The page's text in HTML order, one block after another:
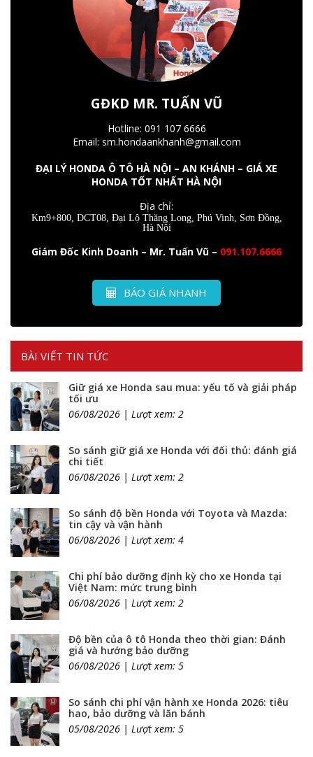
GĐKD MR. TUẤN VŨ
Hotline: 091 107 6666
Email: sm.hondaankhanh@gmail.com
ĐẠI LÝ HONDA Ô TÔ HÀ NỘI – AN KHÁNH – GIÁ XE
HONDA TỐT NHẤT HÀ NỘI
Địa chỉ:
Km9+800, DCT08, Đại Lộ Thăng Long, Phú Vinh, Sơn Đồng,
Hà Nội
Giám Đốc Kinh Doanh – Mr. Tuấn Vũ – 091.107.6666
BÁO GIÁ NHANH
BÀI VIẾT TIN TỨC
Giữ giá xe Honda sau mua: yếu tố và giải pháp
tối ưu
06/08/2026 | Lượt xem: 2
So sánh giữ giá xe Honda với đối thủ: đánh giá
chi tiết
06/08/2026 | Lượt xem: 2
So sánh độ bền Honda với Toyota và Mazda:
tin cậy và vận hành
06/08/2026 | Lượt xem: 4
Chi phí bảo dưỡng định kỳ cho xe Honda tại
Việt Nam: mức trung bình
06/08/2026 | Lượt xem: 2
Độ bền của ô tô Honda theo thời gian: Đánh
giá và hướng bảo dưỡng
06/08/2026 | Lượt xem: 5
So sánh chi phí vận hành xe Honda 2026: tiêu
hao, bảo dưỡng và lăn bánh
05/08/2026 | Lượt xem: 5